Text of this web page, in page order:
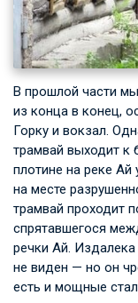
В прошлой части
из конца в конец,
Горку и вокзал.
трамвай выходит к
плотине на реке Ай
на месте
трамвай проходит
спрятавшегося
речки Ай.
не виден — но он
есть и мощные